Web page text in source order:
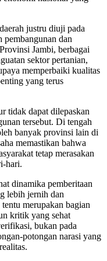
justru diuji pada
pembangunan dan
Jambi, berbagai
sektor pertanian,
memperbaiki kualitas
yang terus
tidak dapat dilepaskan
tersebut. Di tengah
banyak provinsi lain di
memastikan bahwa
tetap merasakan
hari.
dinamika pemberitaan
lebih jernih dan
merupakan bagian
kritik yang sehat
bukan pada
potongan narasi yang